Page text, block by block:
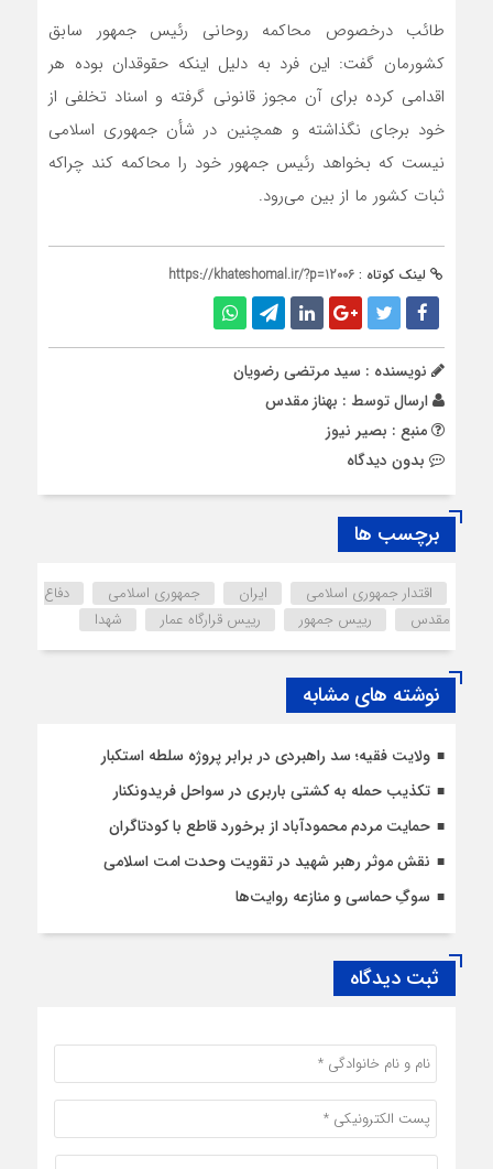
طائب درخصوص محاکمه روحانی رئیس جمهور سابق
کشورمان گفت: این فرد به دلیل اینکه حقوقدان بوده هر
اقدامی کرده برای آن مجوز قانونی گرفته و اسناد تخلفی از
خود برجای نگذاشته و همچنین در شأن جمهوری اسلامی
نیست که بخواهد رئیس جمهور خود را محاکمه کند چراکه
ثبات کشور ما از بین می‌رود.
لینک کوتاه : https://khateshomal.ir/?p=12006
نویسنده : سید مرتضی رضویان
ارسال توسط : بهناز مقدس
منبع : بصیر نیوز
بدون دیدگاه
برچسب ها
اقتدار جمهوری اسلامی ایران جمهوری اسلامی
دفاع
مقدس
رییس جمهور رییس قرارگاه عمار شهدا
نوشته های مشابه
ولایت فقیه؛ سد راهبردی در برابر پروژه سلطه استکبار
تکذیب حمله به کشتی باربری در سواحل فریدونکنار
حمایت مردم محمودآباد از برخورد قاطع با کودتاگران
نقش موثر رهبر شهید در تقویت وحدت امت اسلامی
سوگِ حماسی و منازعه روایت‌ها
ثبت دیدگاه